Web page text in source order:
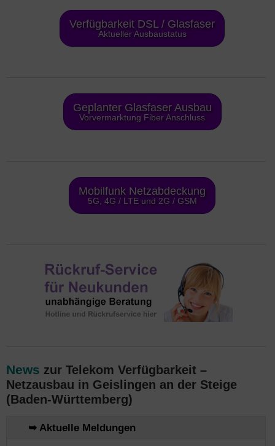
Verfügbarkeit DSL / Glasfaser
Aktueller Ausbaustatus
Geplanter Glasfaser Ausbau
Vorvermarktung Fiber Anschluss
Mobilfunk Netzabdeckung
5G, 4G / LTE und 2G / GSM
News zur Telekom Verfügbarkeit –
Netzausbau in Geislingen an der Steige
(Baden-Württemberg)
➥ Aktuelle Meldungen